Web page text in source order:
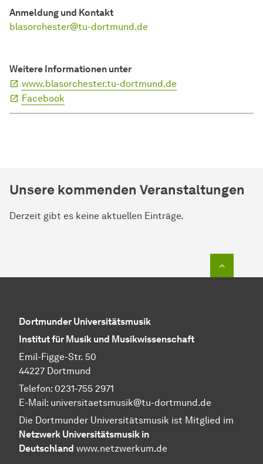
Anmeldung und Kontakt
blasorchester@tu-dortmund.de
Weitere Informationen unter
www.blasorchester.tu-dortmund.de
Facebook
Unsere kommenden Veranstaltungen
Derzeit gibt es keine aktuellen Einträge.
Dortmunder Universitätsmusik
Institut für Musik und Musikwissenschaft
Emil-Figge-Str. 50
44227 Dortmund
Telefon: 0231-755 2971
E-Mail: universitaetsmusik@tu-dortmund.de
Die Dortmunder Universitätsmusik ist Mitglied im
Netzwerk Universitätsmusik in
Deutschland www.netzwerkum.de